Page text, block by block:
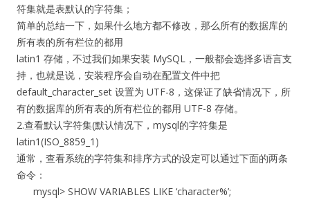
符集就是表默认的字符集；
简单的总结一下，如果什么地方都不修改，那么所有的数据库的
所有表的所有栏位的都用
latin1 存储，不过我们如果安装 MySQL，一般都会选择多语言支
持，也就是说，安装程序会自动在配置文件中把
default_character_set 设置为 UTF-8，这保证了缺省情况下，所
有的数据库的所有表的所有栏位的都用 UTF-8 存储。
2.查看默认字符集(默认情况下，mysql的字符集是
latin1(ISO_8859_1)
通常，查看系统的字符集和排序方式的设定可以通过下面的两条
命令：
mysql> SHOW VARIABLES LIKE ‘character%’;